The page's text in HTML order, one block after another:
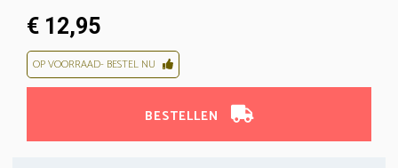
€ 12,95
OP VOORRAAD- BESTEL NU
BESTELLEN